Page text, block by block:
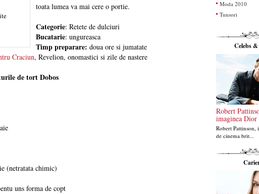
toata lumea va mai cere o portie.
Categorie: Retete de dulciuri
Bucatarie: ungureasca
Timp preparare: doua ore si jumatate
Craciun, Revelion, onomastici si zile de nastere
de tort Dobos
(netratata chimic)
uns forma de copt
Moda 2010
Tunsori
Celebs
Robert
imaginea Dior
Robert Pattinson,
de cinema brit...